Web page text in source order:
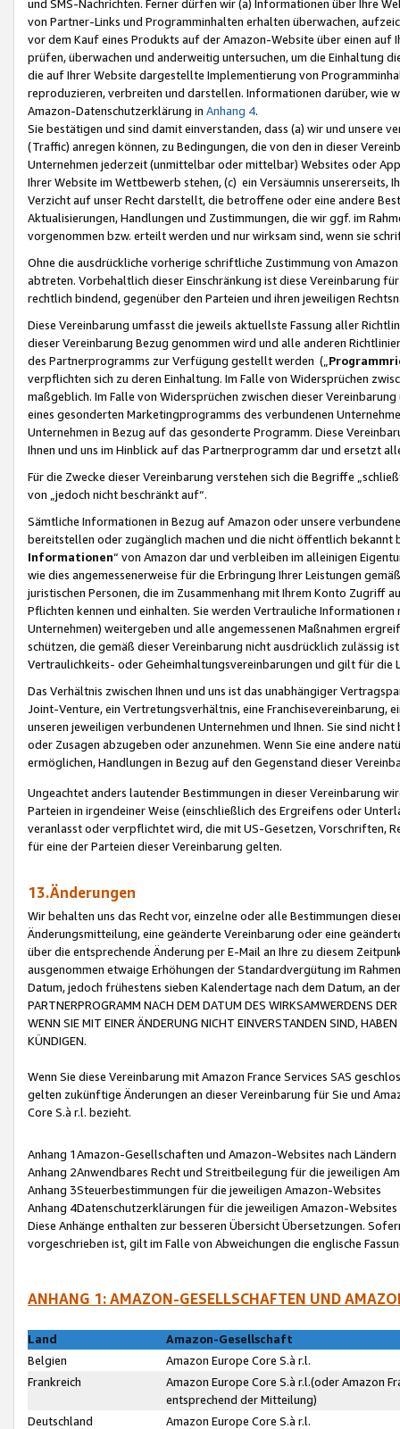
und SMS-Nachrichten. Ferner dürfen wir (a) Informationen über Ihre
von Partner-Links und Programminhalten erhalten überwachen,
vor dem Kauf eines Produkts auf der Amazon-Website über einen
prüfen, überwachen und anderweitig untersuchen, um die Einhaltung
die auf Ihrer Website dargestellte Implementierung von
reproduzieren, verbreiten und darstellen. Informationen darüber, wie
Amazon-Datenschutzerklärung in Anhang 4.
Sie bestätigen und sind damit einverstanden, dass (a) wir und
(Traffic) anregen können, zu Bedingungen, die von den in dieser
Unternehmen jederzeit (unmittelbar oder mittelbar) Websites oder
Ihrer Website im Wettbewerb stehen, (c) ein Versäumnis unsererseits,
Verzicht auf unser Recht darstellt, die betroffene oder eine andere
Aktualisierungen, Handlungen und Zustimmungen, die wir ggf. im
vorgenommen bzw. erteilt werden und nur wirksam sind, wenn sie
Ohne die ausdrückliche vorherige schriftliche Zustimmung von
abtreten. Vorbehaltlich dieser Einschränkung ist diese Vereinbarung
rechtlich bindend, gegenüber den Parteien und ihren jeweiligen
Diese Vereinbarung umfasst die jeweils aktuellste Fassung aller
dieser Vereinbarung Bezug genommen wird und alle anderen
des Partnerprogramms zur Verfügung gestellt werden („
verpflichten sich zu deren Einhaltung. Im Falle von Widersprüchen
maßgeblich. Im Falle von Widersprüchen zwischen dieser
eines gesonderten Marketingprogramms des verbundenen
Unternehmen in Bezug auf das gesonderte Programm. Diese
Ihnen und uns im Hinblick auf das Partnerprogramm dar und ersetzt
Für die Zwecke dieser Vereinbarung verstehen sich die Begriffe
von „jedoch nicht beschränkt auf“.
Sämtliche Informationen in Bezug auf Amazon oder unsere
bereitstellen oder zugänglich machen und die nicht öffentlich
Informationen“ von Amazon dar und verbleiben im alleinigen
wie dies angemessenerweise für die Erbringung Ihrer Leistungen
juristischen Personen, die im Zusammenhang mit Ihrem Konto
Pflichten kennen und einhalten. Sie werden Vertrauliche
Unternehmen) weitergeben und alle angemessenen Maßnahmen
schützen, die gemäß dieser Vereinbarung nicht ausdrücklich zulässig
Vertraulichkeits- oder Geheimhaltungsvereinbarungen und gilt für die
Das Verhältnis zwischen Ihnen und uns ist das unabhängiger
Joint-Venture, ein Vertretungsverhältnis, eine Franchisevereinbarung,
unseren jeweiligen verbundenen Unternehmen und Ihnen. Sie sind
oder Zusagen abzugeben oder anzunehmen. Wenn Sie eine andere
ermöglichen, Handlungen in Bezug auf den Gegenstand dieser
Ungeachtet anders lautender Bestimmungen in dieser Vereinbarung
Parteien in irgendeiner Weise (einschließlich des Ergreifens oder
veranlasst oder verpflichtet wird, die mit US-Gesetzen, Vorschriften,
für eine der Parteien dieser Vereinbarung gelten.
13.Änderungen
Wir behalten uns das Recht vor, einzelne oder alle Bestimmungen
Änderungsmitteilung, eine geänderte Vereinbarung oder eine
über die entsprechende Änderung per E-Mail an Ihre zu diesem
ausgenommen etwaige Erhöhungen der Standardvergütung im
Datum, jedoch frühestens sieben Kalendertage nach dem Datum, an
PARTNERPROGRAMM NACH DEM DATUM DES WIRKSAMWERDENS
WENN SIE MIT EINER ÄNDERUNG NICHT EINVERSTANDEN SIND,
KÜNDIGEN.
Wenn Sie diese Vereinbarung mit Amazon France Services SAS
gelten zukünftige Änderungen an dieser Vereinbarung für Sie und
Core S.à r.l. bezieht.
Anhang 1Amazon-Gesellschaften und Amazon-Websites nach Ländern
Anhang 2Anwendbares Recht und Streitbeilegung für die jeweiligen
Anhang 3Steuerbestimmungen für die jeweiligen Amazon-Websites
Anhang 4Datenschutzerklärungen für die jeweiligen Amazon-Websites
Diese Anhänge enthalten zur besseren Übersicht Übersetzungen.
vorgeschrieben ist, gilt im Falle von Abweichungen die englische
ANHANG 1: AMAZON-GESELLSCHAFTEN UND
Land
Amazon-Gesellschaft
Belgien
Amazon Europe Core S.à r.l.
Frankreich
Amazon Europe Core S.à r.l.(oder Amazon
entsprechend der Mitteilung)
Deutschland
Amazon Europe Core S.à r.l.